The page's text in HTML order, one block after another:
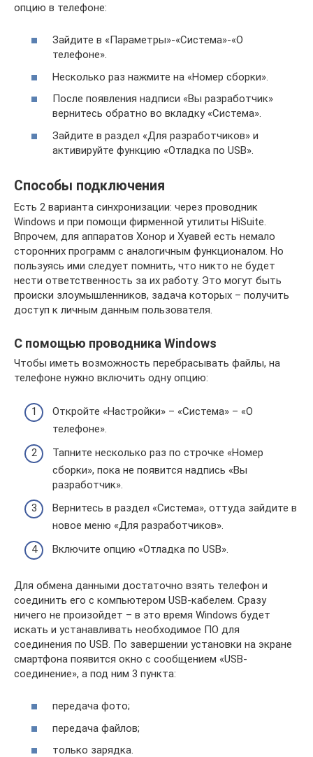
опцию в телефоне:
Зайдите в «Параметры»-«Система»-«О
телефоне».
Несколько раз нажмите на «Номер сборки».
После появления надписи «Вы разработчик»
вернитесь обратно во вкладку «Система».
Зайдите в раздел «Для разработчиков» и
активируйте функцию «Отладка по USB».
Способы подключения
Есть 2 варианта синхронизации: через проводник
Windows и при помощи фирменной утилиты HiSuite.
Впрочем, для аппаратов Хонор и Хуавей есть немало
сторонних программ с аналогичным функционалом. Но
пользуясь ими следует помнить, что никто не будет
нести ответственность за их работу. Это могут быть
происки злоумышленников, задача которых – получить
доступ к личным данным пользователя.
С помощью проводника Windows
Чтобы иметь возможность перебрасывать файлы, на
телефоне нужно включить одну опцию:
Откройте «Настройки» – «Система» – «О
телефоне».
Тапните несколько раз по строчке «Номер
сборки», пока не появится надпись «Вы
разработчик».
Вернитесь в раздел «Система», оттуда зайдите в
новое меню «Для разработчиков».
Включите опцию «Отладка по USB».
Для обмена данными достаточно взять телефон и
соединить его с компьютером USB-кабелем. Сразу
ничего не произойдет – в это время Windows будет
искать и устанавливать необходимое ПО для
соединения по USB. По завершении установки на экране
смартфона появится окно с сообщением «USB-
соединение», а под ним 3 пункта:
передача фото;
передача файлов;
только зарядка.